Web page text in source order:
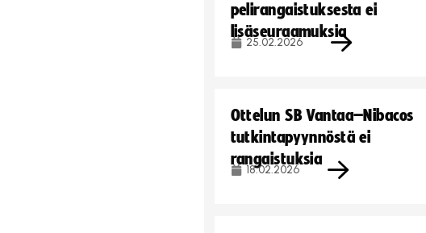
pelirangaistuksesta ei
lisäseuraamuksia
25.02.2026
Ottelun SB Vantaa–Nibacos
tutkintapyynnöstä ei
rangaistuksia
18.02.2026